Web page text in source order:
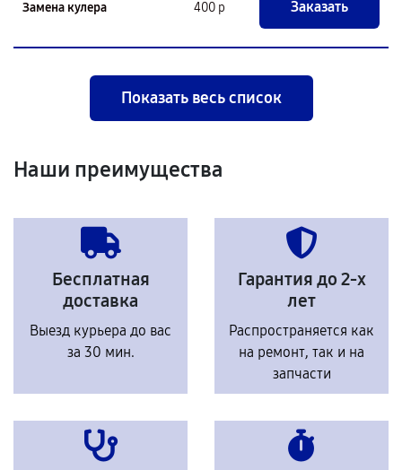
Замена кулера 400 р Заказать
Показать весь список
Наши преимущества
Бесплатная
доставка
Выезд курьера до вас
за 30 мин.
Гарантия до 2-х
лет
Распространяется как
на ремонт, так и на
запчасти